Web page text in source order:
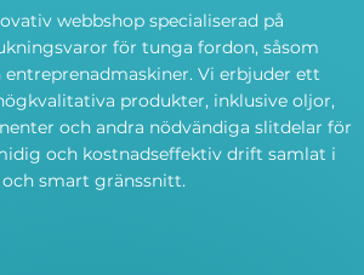
webbshop specialiserad på
för tunga fordon, såsom
entreprenadmaskiner. Vi erbjuder ett
produkter, inklusive oljor,
och andra nödvändiga slitdelar för
och kostnadseffektiv drift samlat i
smart gränssnitt.